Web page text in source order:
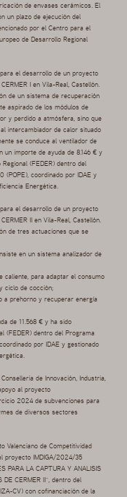
de envases cerámicos. El
un plazo de ejecución del
por el Centro para el
de Desarrollo Regional
para el desarrollo de un proyecto
I en Vila-Real, Castellón.
de un sistema de recuperación
aspirado de los módulos de
y perdido a atmósfera, sino que
intercambiador de calor situado
se conduce al ventilador de
un importe de ayuda de 8.146 € y
(FEDER) dentro del
(POPE), coordinado por IDAE y
Energética.
para el desarrollo de un proyecto
II en Vila-Real, Castellón.
de tres actuaciones que se
en un sistema analizador de
caliente, para adaptar el consumo
ciclo de cocción;
a prehorno y recuperar energía
de 11.568 € y ha sido
(FEDER) dentro del Programa
por IDAE y gestionado
de Innovación, Industria,
al proyecto
2024 de subvenciones para
de diversos sectores
Valenciano de Competitividad
proyecto IMDIGA/2024/35
PARA LA CAPTURA Y ANALISIS
DE CERMER II”, dentro del
CV) con cofinanciación de la